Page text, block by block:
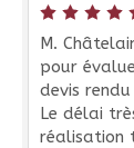
M.
pour
devis
Le délai
réalisation